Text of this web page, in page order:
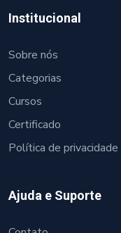
Institucional
Sobre nós
Categorias
Cursos
Certificado
Política de privacidade
Ajuda e Suporte